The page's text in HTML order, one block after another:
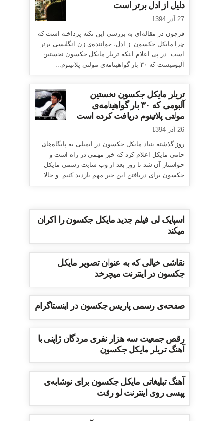
دلیل از ادل برتر است
27 آذر 1394
فرچون در مقاله‌ای به بررسی این نکته پرداخته است که
چرا مایکل جکسون از ادل، خواننده‌ی زن انگلیسی برتر
است. در پی اعلام اینکه تریلر مایکل جکسون نخستین
آلبومیست که ۳۰ بار گواهینامه‌ی مولتی پلاتینوم...
تریلر مایکل جکسون نخستین
آلبومی که ۳۰ بار گواهینامه‌ی
مولتی پلاتینوم دریافت کرده است
26 آذر 1394
روز گذشته بنیاد مایکل جکسون در ایمیلی به پایگاه‌های
حامی مایکل اعلام کرد که خبر مهمی در راه است و
خواستار آن شد تا روز بعد از وب سایت رسمی مایکل
جکسون برای دریافتن این خبر مهم بازدید کنیم. و حالا...
اسپایک لی فیلم جدید مایکل جکسون را اکران
میکند
نقاشی خیالی که به عنوان تصویر مایکل
جکسون در اینترنت میچرخد
صفحه‌ی رسمی پاریس جکسون در اینستاگرام
رقص جمعیت سه هزار نفری مردگان ژاپنی با
آهنگ تریلر مایکل جکسون
آهنگ تبلیغاتی مایکل جکسون برای نوشابه‌ی
پپسی روی اینترنت لو رفت